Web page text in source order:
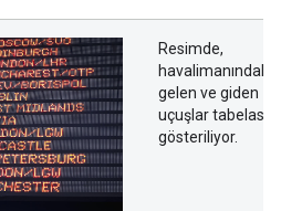
Resimde,
havalimanındaki
gelen ve giden
uçuşlar tabelası
gösteriliyor.